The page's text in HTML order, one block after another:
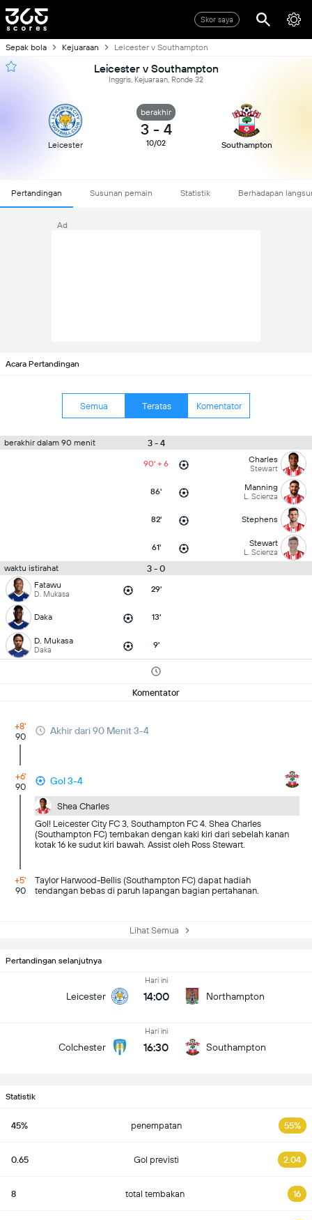
Skor saya
Sepak bola Kejuaraan Leicester v Southampton
Leicester v Southampton
Inggris, Kejuaraan, Ronde 32
Leicester
berakhir
3 - 4
10/02 Southampton
Pertandingan Susunan pemain Statistik Berhadapan
Ad
Acara Pertandingan
Semua Teratas Komentator
berakhir dalam 90 menit 3 - 4
90' + 6 Charles
Stewart
86' Manning
L. Scienza
82' Stephens
61' Stewart
L. Scienza
waktu istirahat 3 - 0
Fatawu
D. Mukasa 29'
Daka 13'
D. Mukasa
Daka 9'
Komentator
+8'
90
Akhir dari 90 Menit 3-4
+6'
90
Gol 3-4
Shea Charles
Gol! Leicester City FC 3, Southampton FC 4. Shea Charles
(Southampton FC) tembakan dengan kaki kiri dari sebelah kanan
kotak 16 ke sudut kiri bawah. Assist oleh Ross Stewart.
+5'
90
Taylor Harwood-Bellis (Southampton FC) dapat hadiah
tendangan bebas di paruh lapangan bagian pertahanan.
Lihat Semua
Pertandingan selanjutnya
Leicester
Hari ini
14:00 Northampton
Colchester
Hari ini
16:30 Southampton
Statistik
45% penempatan 55%
0.65 Gol previsti 2.04
8 total tembakan 16